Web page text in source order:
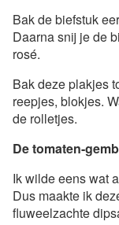
Bak de biefstuk
Daarna snij je de
rosé.
Bak deze plakjes
reepjes, blokjes.
de rolletjes.
De tomaten-
Ik wilde eens wat
Dus maakte ik
fluweelzachte